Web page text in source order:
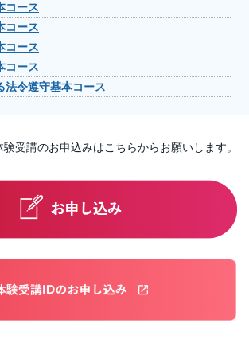
コース
コース
コース
コース
法令遵守基本コース
受講のお申込みはこちらからお願いします。